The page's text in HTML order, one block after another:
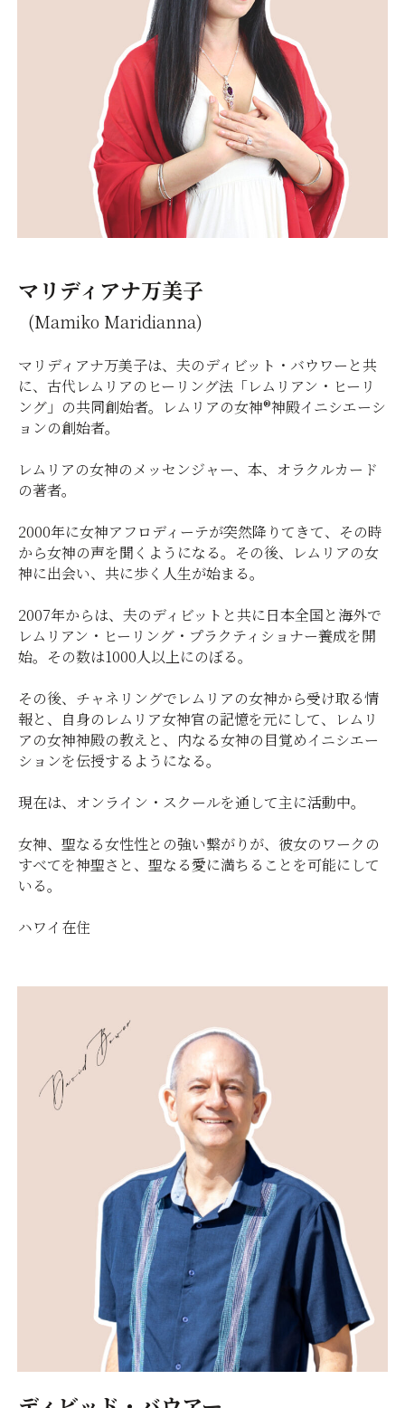
マリディアナ万美子
(Mamiko Maridianna)
マリディアナ万美子は、夫のディビット・バウワーと共
に、古代レムリアのヒーリング法「レムリアン・ヒーリ
ング」の共同創始者。レムリアの女神®神殿イニシエーシ
ョンの創始者。
レムリアの女神のメッセンジャー、本、オラクルカード
の著者。
2000年に女神アフロディーテが突然降りてきて、その時
から女神の声を聞くようになる。その後、レムリアの女
神に出会い、共に歩く人生が始まる。
2007年からは、夫のディビットと共に日本全国と海外で
レムリアン・ヒーリング・プラクティショナー養成を開
始。その数は1000人以上にのぼる。
その後、チャネリングでレムリアの女神から受け取る情
報と、自身のレムリア女神官の記憶を元にして、レムリ
アの女神神殿の教えと、内なる女神の目覚めイニシエー
ションを伝授するようになる。
現在は、オンライン・スクールを通して主に活動中。
女神、聖なる女性性との強い繋がりが、彼女のワークの
すべてを神聖さと、聖なる愛に満ちることを可能にして
いる。
ハワイ在住